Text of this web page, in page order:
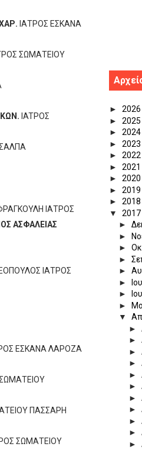
ΙΑΤΡΟΣ ΕΣΚΑΝΑ
ΣΩΜΑΤΕΙΟΥ
ΚΩΝ. IATΡΟΣ
ΙΑΤΡΟΣ
ΑΣΦΑΛΕΙΑΣ
ΙΑΤΡΟΣ
ΕΣΚΑΝΑ ΛΑΡΟΖΑ
ΠΑΣΣΑΡΗ
ΣΩΜΑΤΕΙΟΥ
► 2026
► 2025
► 2024
► 2023
► 2022
► 2021
► 2020
► 2019
► 2018
▼ 2017
►
►
►
►
►
►
►
►
▼
►
►
►
►
►
►
►
►
►
►
►